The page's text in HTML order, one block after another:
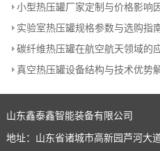
小型热压罐厂家定制与价格影响
实验室热压罐规格参数与选购指
碳纤维热压罐在航空航天领域的
真空热压罐设备结构与技术优势
山东鑫泰鑫智能装备有限公司
地址：山东省诸城市高新园芦河大